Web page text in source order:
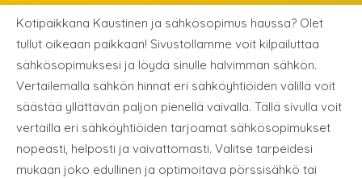
Kotipaikkana Kaustinen ja sähkösopimus haussa? Olet
tullut oikeaan paikkaan! Sivustollamme voit kilpailuttaa
sähkösopimuksesi ja löydä sinulle halvimman sähkön.
Vertailemalla sähkön hinnat eri sähköyhtiöiden välillä voit
säästää yllättävän paljon pienellä vaivalla. Tällä sivulla voit
vertailla eri sähköyhtiöiden tarjoamat sähkösopimukset
nopeasti, helposti ja vaivattomasti. Valitse tarpeidesi
mukaan joko edullinen ja optimoitava pörssisähkö tai